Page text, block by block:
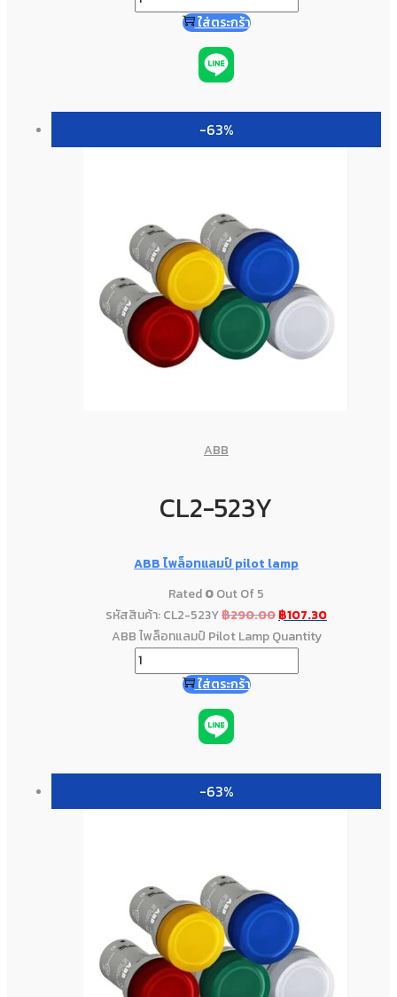
ใส่ตระกร้า
-63%
ABB
CL2-523Y
ABB ไพล็อทแลมป์ pilot lamp
Rated0Out Of 5
รหัสสินค้า: CL2-523Y฿290.00฿107.30
ABB ไพล็อทแลมป์ Pilot Lamp Quantity
ใส่ตระกร้า
-63%